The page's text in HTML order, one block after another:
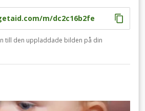
till den uppladdade bilden på din